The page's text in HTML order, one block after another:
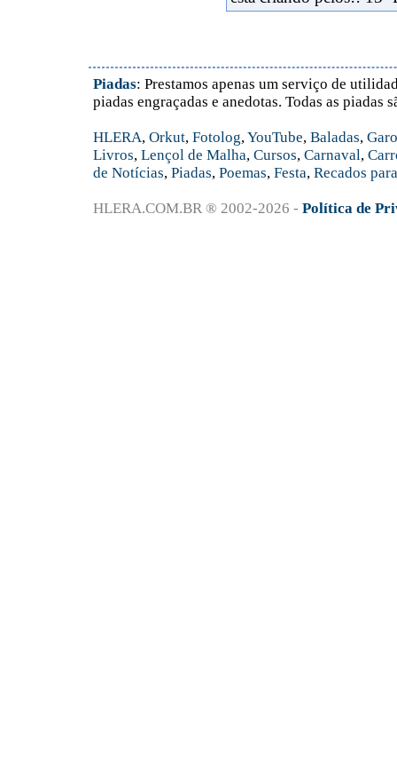
Piadas: Prestamos apenas um serviço de
piadas engraçadas e anedotas. Todas as piadas
HLERA, Orkut, Fotolog,YouTube, Baladas,
Livros, Lençol de Malha, Cursos, Carnaval,
de Notícias, Piadas, Poemas, Festa, Recados
HLERA.COM.BR ® 2002-2026 - Política de